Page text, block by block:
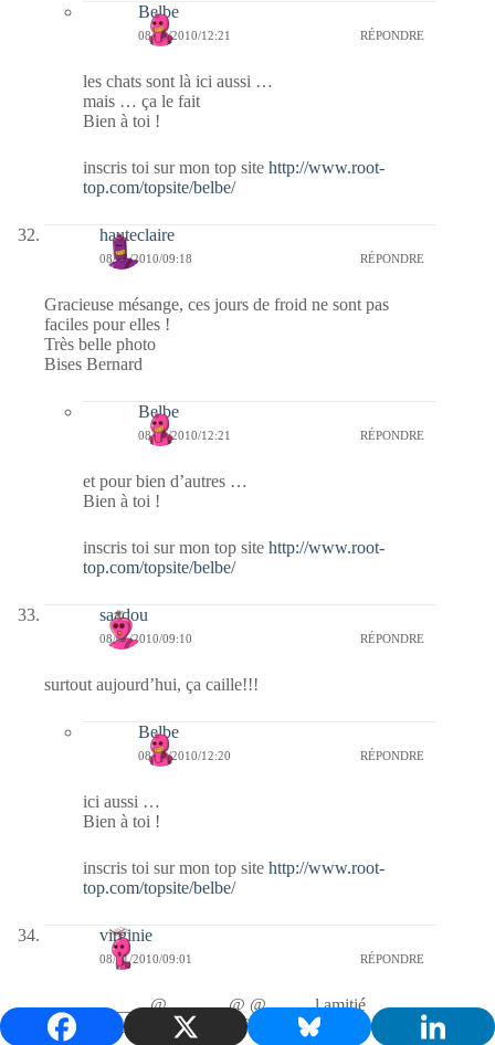
Belbe
08/01/2010/12:21 RÉPONDRE
les chats sont là ici aussi …
mais … ça le fait
Bien à toi !
inscris toi sur mon top site http://www.root-
top.com/topsite/belbe/
hauteclaire
08/01/2010/09:18 RÉPONDRE
Gracieuse mésange, ces jours de froid ne sont pas
faciles pour elles !
Très belle photo
Bises Bernard
Belbe
08/01/2010/12:21 RÉPONDRE
et pour bien d’autres …
Bien à toi !
inscris toi sur mon top site http://www.root-
top.com/topsite/belbe/
saadou
08/01/2010/09:10 RÉPONDRE
surtout aujourd’hui, ça caille!!!
Belbe
08/01/2010/12:20 RÉPONDRE
ici aussi …
Bien à toi !
inscris toi sur mon top site http://www.root-
top.com/topsite/belbe/
virginie
08/01/2010/09:01 RÉPONDRE
____________@_______@ @_____ l amitié
_____________@@__@_@@@_____est une chose